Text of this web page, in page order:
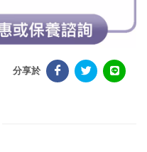
分享於